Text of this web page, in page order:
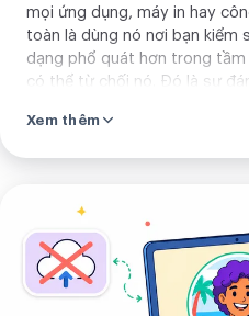
mọi ứng dụng, máy in hay
toàn là dùng nó nơi bạn kiểm
dạng phổ quát hơn trong
có thể từ chối nó. Đó là sự
Xem thêm
bạn